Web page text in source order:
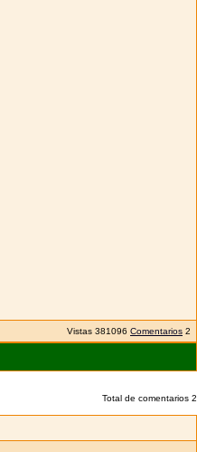
Vistas 381096 Comentarios 2
Total de comentarios 2